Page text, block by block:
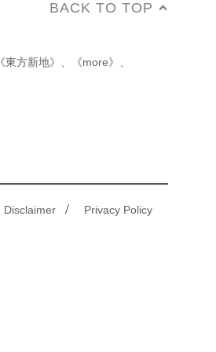
BACK TO TOP
《東方新地》 、 《more》 、
Disclaimer / Privacy Policy